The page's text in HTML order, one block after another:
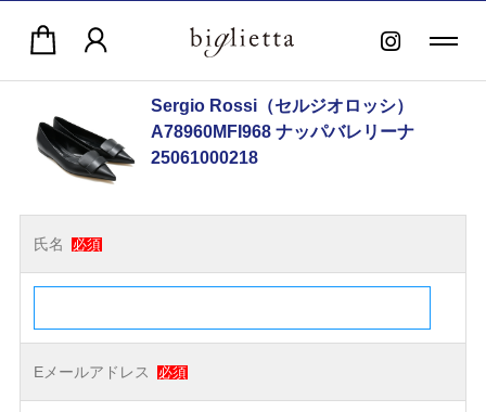
Sergio Rossi（セルジオロッシ）
A78960MFI968 ナッパバレリーナ
25061000218
氏名 必須
Eメールアドレス 必須